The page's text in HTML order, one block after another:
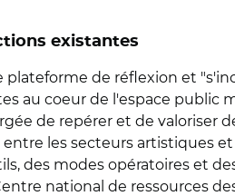
existantes
plateforme de réflexion et
au coeur de l'espace public
de repérer et de valoriser
les secteurs artistiques
des modes opératoires et
national de ressources